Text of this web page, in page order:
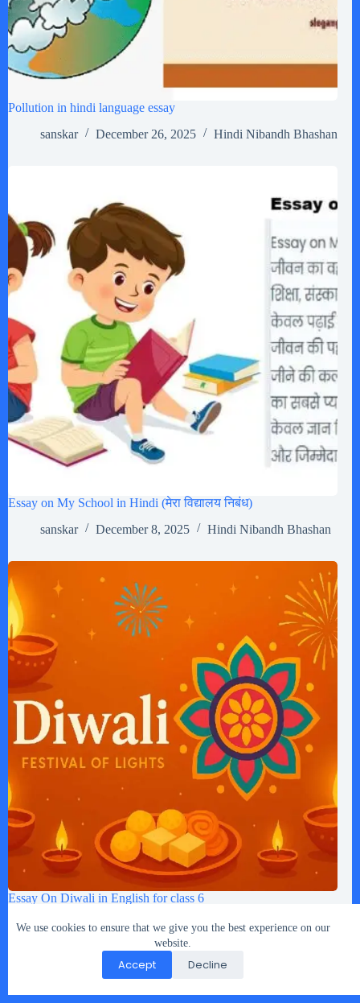
We use cookies to ensure that we give you the best experience on our
website.
Accept Decline
Pollution in hindi language essay
sanskar
December 26, 2025 Hindi Nibandh Bhashan
Essay on My School in Hindi (मेरा विद्यालय निबंध)
sanskar
December 8, 2025 Hindi Nibandh Bhashan
Essay On Diwali in English for class 6
sanskar
October 10, 2025
Hindi Nibandh Bhashan
2 Comments